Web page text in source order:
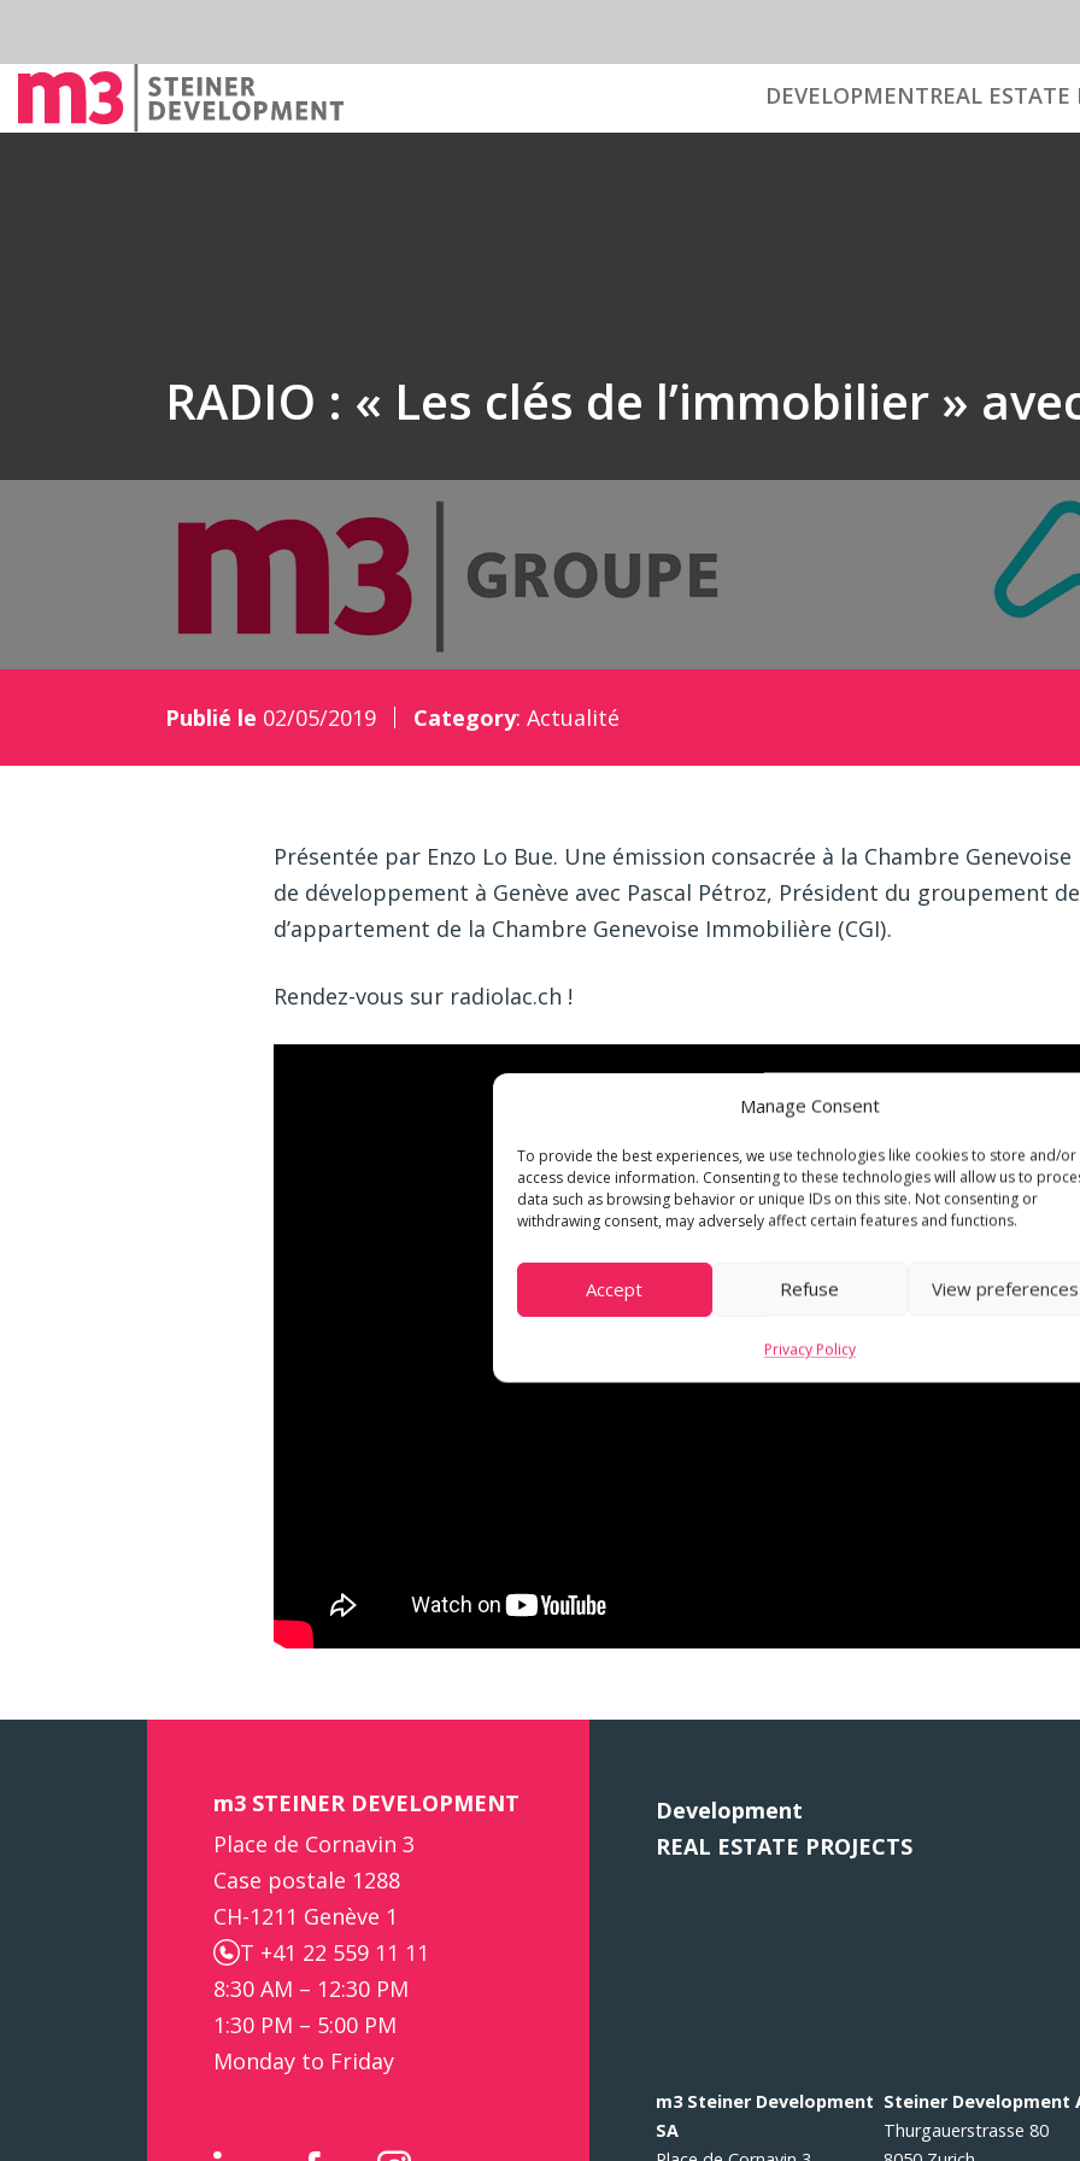
Manage Consent
To provide the best experiences, we use technologies like cookies to store and/or
access device information. Consenting to these technologies will allow us to
data such as browsing behavior or unique IDs on this site. Not consenting or
withdrawing consent, may adversely affect certain features and functions.
Accept Refuse View preferences
Privacy Policy
DEVELOPMENTREAL ESTATE
RADIO : « Les clés de l’immobilier »
Publié le 02/05/2019 Category: Actualité
Présentée par Enzo Lo Bue. Une émission consacrée à la Chambre
de développement à Genève avec Pascal Pétroz, Président du groupement
d’appartement de la Chambre Genevoise Immobilière (CGI).
Rendez-vous sur radiolac.ch !
m3 STEINER DEVELOPMENT
Place de Cornavin 3
Case postale 1288
CH-1211 Genève 1
T +41 22 559 11 11
8:30 AM – 12:30 PM
1:30 PM – 5:00 PM
Monday to Friday
Development
REAL ESTATE PROJECTS
m3 Steiner Development
SA
Steiner Development
Thurgauerstrasse 80